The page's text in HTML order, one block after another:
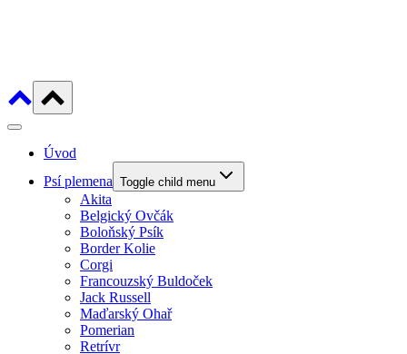
Úvod
Psí plemena Toggle child menu
Akita
Belgický Ovčák
Boloňský Psík
Border Kolie
Corgi
Francouzský Buldoček
Jack Russell
Maďarský Ohař
Pomerian
Retrívr